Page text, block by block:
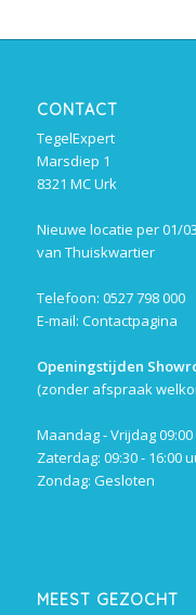
CONTACT
TegelExpert
Marsdiep 1
8321 MC Urk
Nieuwe locatie per 01/
van Thuiskwartier
Telefoon: 0527 798 000
E-mail: Contactpagina
Openingstijden
(zonder afspraak
Maandag - Vrijdag 09:00
Zaterdag: 09:30 - 16:00
Zondag: Gesloten
MEEST GEZOCHT